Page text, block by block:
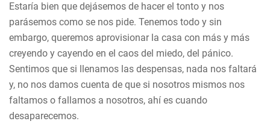
Estaría bien que dejásemos de hacer el tonto y nos
parásemos como se nos pide. Tenemos todo y sin
embargo, queremos aprovisionar la casa con más y más
creyendo y cayendo en el caos del miedo, del pánico.
Sentimos que si llenamos las despensas, nada nos faltará
y, no nos damos cuenta de que si nosotros mismos nos
faltamos o fallamos a nosotros, ahí es cuando
desaparecemos.